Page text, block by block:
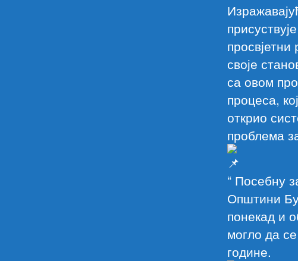
своје
са овом
процеса,
открио
проблема
“ Посебну
Општини
понекад и
могло да
године.